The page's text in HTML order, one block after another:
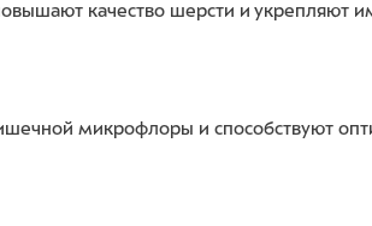
качество шерсти и укрепляют
микрофлоры и способствуют